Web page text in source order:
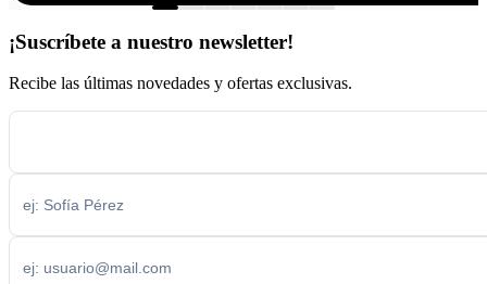
¡Suscríbete a nuestro newsletter!
Recibe las últimas novedades y ofertas exclusivas.